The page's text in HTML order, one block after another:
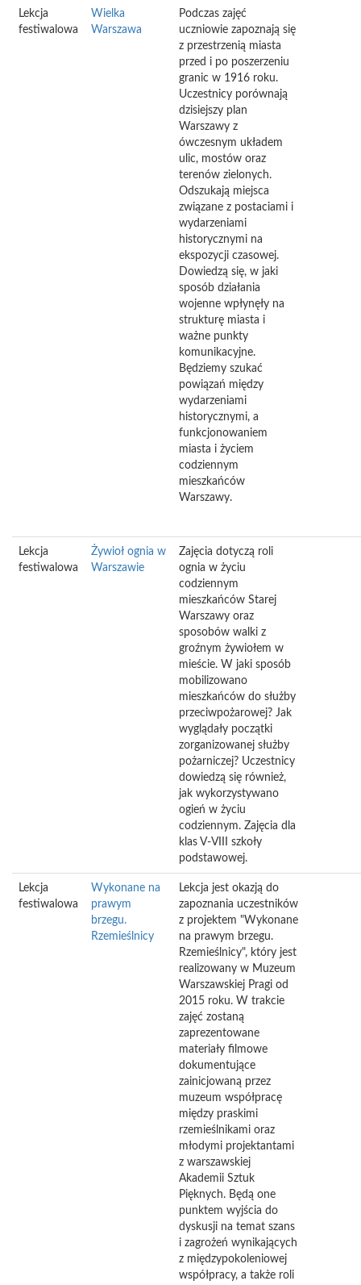
Lekcja
festiwalowa
Wielka
Warszawa
Podczas zajęć
uczniowie zapoznają się
z przestrzenią miasta
przed i po poszerzeniu
granic w 1916 roku.
Uczestnicy porównają
dzisiejszy plan
Warszawy z
ówczesnym układem
ulic, mostów oraz
terenów zielonych.
Odszukają miejsca
związane z postaciami i
wydarzeniami
historycznymi na
ekspozycji czasowej.
Dowiedzą się, w jaki
sposób działania
wojenne wpłynęły na
strukturę miasta i
ważne punkty
komunikacyjne.
Będziemy szukać
powiązań między
wydarzeniami
historycznymi, a
funkcjonowaniem
miasta i życiem
codziennym
mieszkańców
Warszawy.
Lekcja
festiwalowa
Żywioł ognia w
Warszawie
Zajęcia dotyczą roli
ognia w życiu
codziennym
mieszkańców Starej
Warszawy oraz
sposobów walki z
groźnym żywiołem w
mieście. W jaki sposób
mobilizowano
mieszkańców do służby
przeciwpożarowej? Jak
wyglądały początki
zorganizowanej służby
pożarniczej? Uczestnicy
dowiedzą się również,
jak wykorzystywano
ogień w życiu
codziennym. Zajęcia dla
klas V-VIII szkoły
podstawowej.
Lekcja
festiwalowa
Wykonane na
prawym
brzegu.
Rzemieślnicy
Lekcja jest okazją do
zapoznania uczestników
z projektem "Wykonane
na prawym brzegu.
Rzemieślnicy", który jest
realizowany w Muzeum
Warszawskiej Pragi od
2015 roku. W trakcie
zajęć zostaną
zaprezentowane
materiały filmowe
dokumentujące
zainicjowaną przez
muzeum współpracę
między praskimi
rzemieślnikami oraz
młodymi projektantami
z warszawskiej
Akademii Sztuk
Pięknych. Będą one
punktem wyjścia do
dyskusji na temat szans
i zagrożeń wynikających
z międzypokoleniowej
współpracy, a także roli